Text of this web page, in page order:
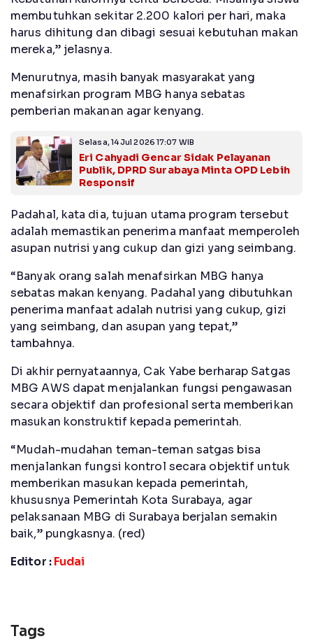
membutuhkan sekitar 2.200 kalori per hari, maka
harus dihitung dan dibagi sesuai kebutuhan makan
mereka,” jelasnya.
Menurutnya, masih banyak masyarakat yang
menafsirkan program MBG hanya sebatas
pemberian makanan agar kenyang.
Selasa, 14 Jul 2026 17:07 WIB
Eri Cahyadi Gencar Sidak Pelayanan
Publik, DPRD Surabaya Minta OPD Lebih
Responsif
Padahal, kata dia, tujuan utama program tersebut
adalah memastikan penerima manfaat memperoleh
asupan nutrisi yang cukup dan gizi yang seimbang.
“Banyak orang salah menafsirkan MBG hanya
sebatas makan kenyang. Padahal yang dibutuhkan
penerima manfaat adalah nutrisi yang cukup, gizi
yang seimbang, dan asupan yang tepat,”
tambahnya.
Di akhir pernyataannya, Cak Yabe berharap Satgas
MBG AWS dapat menjalankan fungsi pengawasan
secara objektif dan profesional serta memberikan
masukan konstruktif kepada pemerintah.
“Mudah-mudahan teman-teman satgas bisa
menjalankan fungsi kontrol secara objektif untuk
memberikan masukan kepada pemerintah,
khususnya Pemerintah Kota Surabaya, agar
pelaksanaan MBG di Surabaya berjalan semakin
baik,” pungkasnya. (red)
Editor :Fudai
Tags